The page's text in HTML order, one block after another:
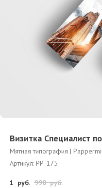
Визитка Специалист
Мятная типография |
Артикул: PP-175
1 руб. 990 руб.